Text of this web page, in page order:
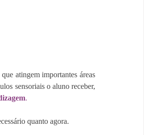
que atingem importantes áreas
sensoriais o aluno receber,
.
quanto agora.